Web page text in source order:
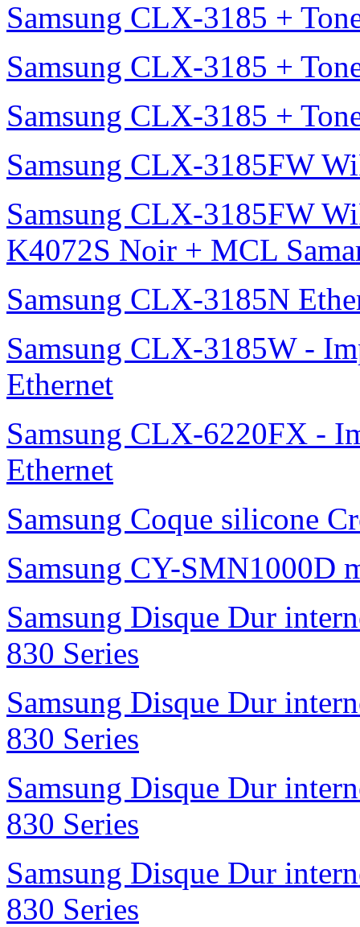
Samsung CLX-3185 +
Samsung CLX-3185 +
Samsung CLX-3185 +
Samsung CLX-3185FW
Samsung CLX-3185FW
K4072S Noir + MCL
Samsung CLX-3185N
Samsung CLX-3185W -
Ethernet
Samsung CLX-6220FX -
Ethernet
Samsung Coque silicone
Samsung CY-SMN1000D
Samsung Disque Dur
830 Series
Samsung Disque Dur
830 Series
Samsung Disque Dur
830 Series
Samsung Disque Dur
830 Series